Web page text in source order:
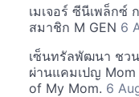
เมเจอร์ ซีนีเพล็ก
สมาชิก M GEN 6
เซ็นทรัลพัฒนา ชว
ผ่านแคมเปญ Mom
of My Mom. 6